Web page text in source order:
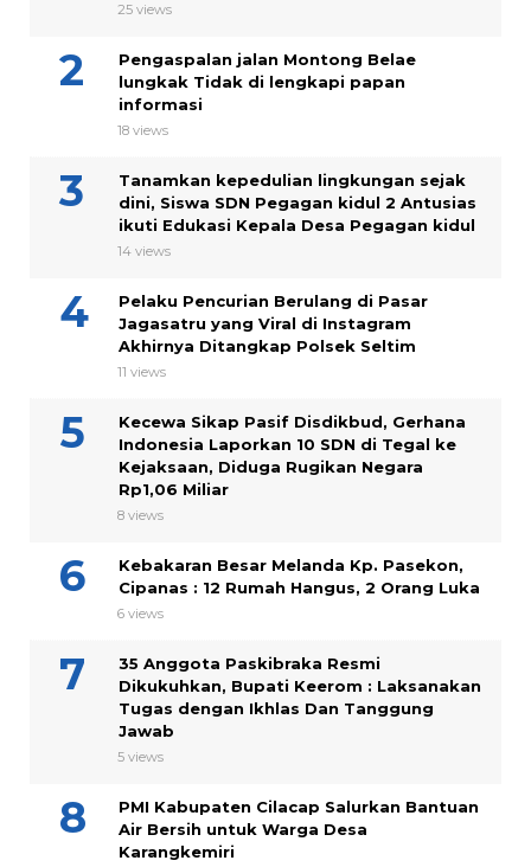
25 views
Pengaspalan jalan Montong Belae
lungkak Tidak di lengkapi papan
informasi
18 views
Tanamkan kepedulian lingkungan sejak
dini, Siswa SDN Pegagan kidul 2 Antusias
ikuti Edukasi Kepala Desa Pegagan kidul
14 views
Pelaku Pencurian Berulang di Pasar
Jagasatru yang Viral di Instagram
Akhirnya Ditangkap Polsek Seltim
11 views
Kecewa Sikap Pasif Disdikbud, Gerhana
Indonesia Laporkan 10 SDN di Tegal ke
Kejaksaan, Diduga Rugikan Negara
Rp1,06 Miliar
8 views
Kebakaran Besar Melanda Kp. Pasekon,
Cipanas : 12 Rumah Hangus, 2 Orang Luka
6 views
35 Anggota Paskibraka Resmi
Dikukuhkan, Bupati Keerom : Laksanakan
Tugas dengan Ikhlas Dan Tanggung
Jawab
5 views
PMI Kabupaten Cilacap Salurkan Bantuan
Air Bersih untuk Warga Desa
Karangkemiri